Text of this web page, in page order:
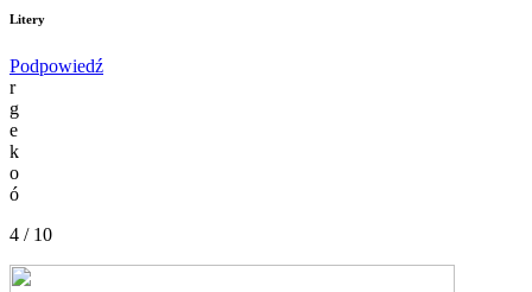
Litery
Podpowiedź
r
g
e
k
o
ó
4 / 10